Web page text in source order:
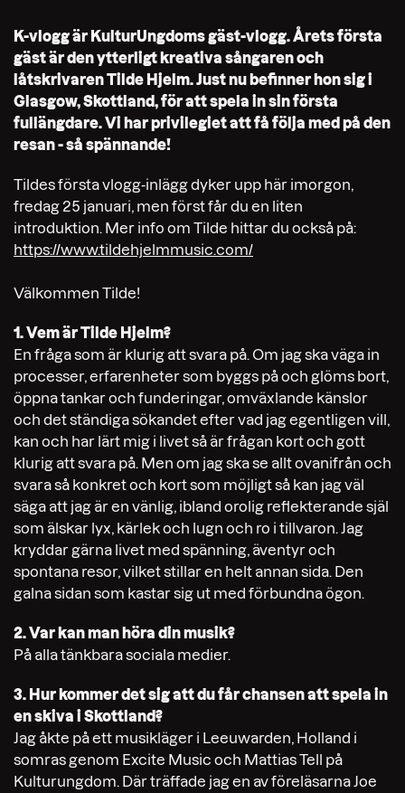
K-vlogg är KulturUngdoms gäst-vlogg. Årets första
gäst är den ytterligt kreativa sångaren och
låtskrivaren Tilde Hjelm. Just nu befinner hon sig i
Glasgow, Skottland, för att spela in sin första
fullängdare. Vi har privilegiet att få följa med på den
resan - så spännande!
Tildes första vlogg-inlägg dyker upp här imorgon,
fredag 25 januari, men först får du en liten
introduktion. Mer info om Tilde hittar du också på:
https://www.tildehjelmmusic.com/
Välkommen Tilde!
1. Vem är Tilde Hjelm?
En fråga som är klurig att svara på. Om jag ska väga in
processer, erfarenheter som byggs på och glöms bort,
öppna tankar och funderingar, omväxlande känslor
och det ständiga sökandet efter vad jag egentligen vill,
kan och har lärt mig i livet så är frågan kort och gott
klurig att svara på. Men om jag ska se allt ovanifrån och
svara så konkret och kort som möjligt så kan jag väl
säga att jag är en vänlig, ibland orolig reflekterande själ
som älskar lyx, kärlek och lugn och ro i tillvaron. Jag
kryddar gärna livet med spänning, äventyr och
spontana resor, vilket stillar en helt annan sida. Den
galna sidan som kastar sig ut med förbundna ögon.
2. Var kan man höra din musik?
På alla tänkbara sociala medier.
3. Hur kommer det sig att du får chansen att spela in
en skiva i Skottland?
Jag åkte på ett musikläger i Leeuwarden, Holland i
somras genom Excite Music och Mattias Tell på
Kulturungdom. Där träffade jag en av föreläsarna Joe